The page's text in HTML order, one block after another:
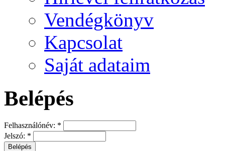
Vendégkönyv
Kapcsolat
Saját adataim
Belépés
Felhasználónév: *
Jelszó: *